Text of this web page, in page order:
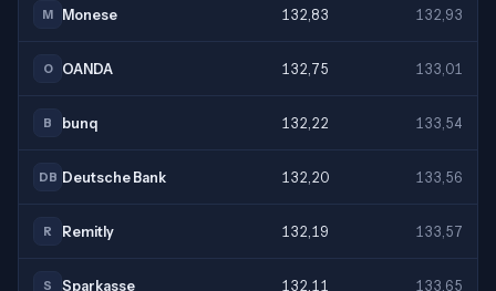
M Monese 132,83 132,93
O OANDA 132,75 133,01
B bunq 132,22 133,54
DB Deutsche Bank 132,20 133,56
R Remitly 132,19 133,57
S Sparkasse 132,11 133,65